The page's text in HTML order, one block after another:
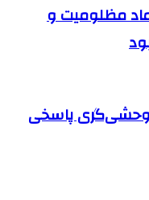
مظلومیت و
وحشی‌گری پاسخی